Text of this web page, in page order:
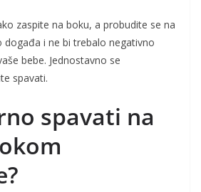
zaspite na boku, a probudite se na
i ne bi trebalo negativno
bebe. Jednostavno se
spavati.
spavati na